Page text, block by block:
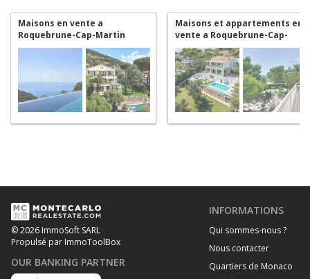
Maisons en vente a
Roquebrune-Cap-Martin
Maisons et appartements en
vente a Roquebrune-Cap-
Martin
© 2026 ImmoSoft SARL
Propulsé par ImmoToolBox
OUR BANKING PARTNER
INFORMATIONS
Qui sommes-nous ?
Nous contacter
Quartiers de Monaco